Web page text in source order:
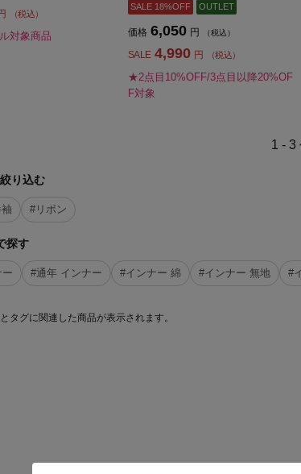
（税込）
対象商品
SALE 18%OFF OUTLET
価格 6,050 円 （税込）
SALE 4,990 円 （税込）
★2点目10%OFF/3点目以降20%OF
F対象
1 - 3
り込む
#リボン
探す
#通年 インナー #インナー 綿 #インナー 無地 #
タグに関連した商品が表示されます。